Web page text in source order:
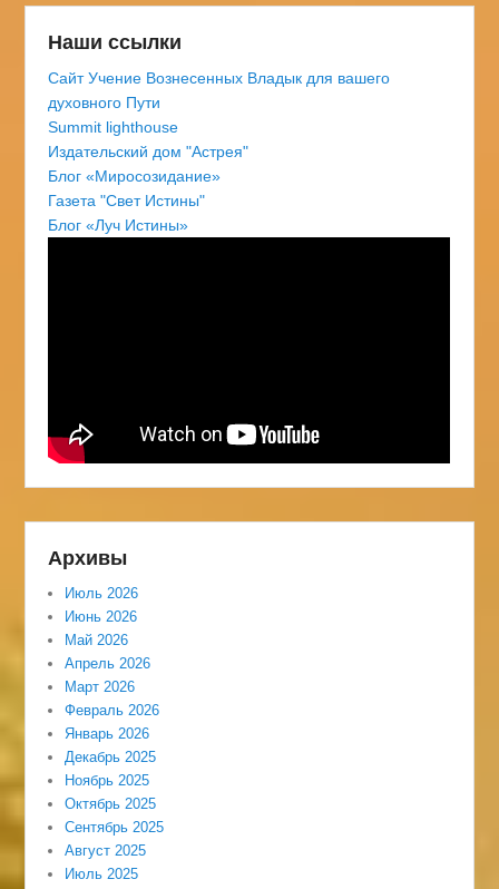
Наши ссылки
Сайт Учение Вознесенных Владык для вашего
духовного Пути
Summit lighthouse
Издательский дом "Астрея"
Блог «Миросозидание»
Газета "Свет Истины"
Блог «Луч Истины»
Архивы
Июль 2026
Июнь 2026
Май 2026
Апрель 2026
Март 2026
Февраль 2026
Январь 2026
Декабрь 2025
Ноябрь 2025
Октябрь 2025
Сентябрь 2025
Август 2025
Июль 2025